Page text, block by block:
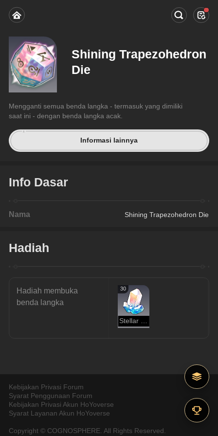
Shining Trapezohedron
Die
Mengganti semua benda langka - termasuk yang dimiliki
saat ini - dengan benda langka acak.
Informasi lainnya
Info Dasar
Nama Shining Trapezohedron Die
Hadiah
Hadiah membuka
benda langka
30
Kebijakan Privasi Forum
Syarat Penggunaan Forum
Kebijakan Privasi Akun HoYoverse
Syarat Layanan Akun HoYoverse
Copyright © COGNOSPHERE. All Rights Reserved.